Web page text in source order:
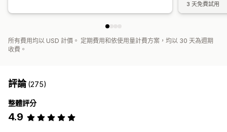
3 天免費試用
所有費用均以 USD 計價。 定期費用和依使用量計費方案，均以 30 天為週期
收費。
評論(275)
整體評分
4.9